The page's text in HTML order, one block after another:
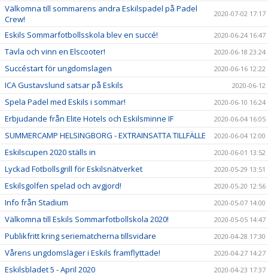
Välkomna till sommarens andra Eskilspadel på Padel
Crew!
2020-07-02 17:17
Eskils Sommarfotbollsskola blev en succé! 2020-06-24 16:47
Tävla och vinn en Elscooter! 2020-06-18 23:24
Succéstart för ungdomslagen 2020-06-16 12:22
ICA Gustavslund satsar på Eskils 2020-06-12
Spela Padel med Eskils i sommar! 2020-06-10 16:24
Erbjudande från Elite Hotels och Eskilsminne IF 2020-06-04 16:05
SUMMERCAMP HELSINGBORG - EXTRAINSATTA TILLFÄLLE 2020-06-04 12:00
Eskilscupen 2020 ställs in 2020-06-01 13:52
Lyckad Fotbollsgrill för Eskilsnätverket 2020-05-29 13:51
Eskilsgolfen spelad och avgjord! 2020-05-20 12:56
Info från Stadium 2020-05-07 14:00
Välkomna till Eskils Sommarfotbollskola 2020! 2020-05-05 14:47
Publikfritt kring seriematcherna tillsvidare 2020-04-28 17:30
Vårens ungdomsläger i Eskils framflyttade! 2020-04-27 14:27
Eskilsbladet 5 - April 2020 2020-04-23 17:37